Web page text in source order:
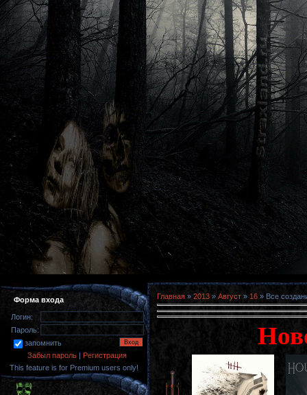
Форма входа
Логин:
Пароль:
запомнить
Забыл пароль | Регистрация
This feature is for Premium users only!
Главная » 2013 » Август » 16 » Все